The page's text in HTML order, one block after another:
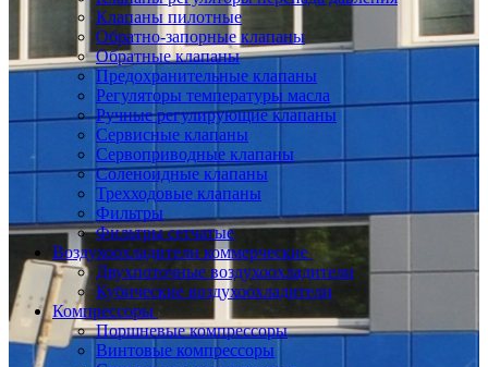
Клапаны пилотные
Обратно-запорные клапаны
Обратные клапаны
Предохранительные клапаны
Регуляторы температуры масла
Ручные регулирующие клапаны
Сервисные клапаны
Сервоприводные клапаны
Соленоидные клапаны
Трехходовые клапаны
Фильтры
Фильтры сетчатые
Воздухоохладители коммерческие
Двухпоточные воздухоохладители
Кубические воздухоохладители
Компрессоры
Поршневые компрессоры
Винтовые компрессоры